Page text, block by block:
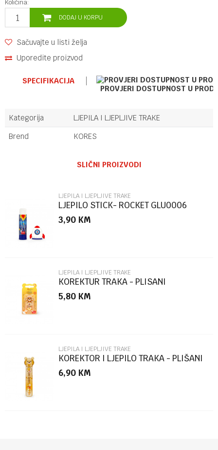
Količina:
DODAJ U KORPU
Sačuvajte u listi želja
Uporedite proizvod
SPECIFIKACIJA
PROVJERI DOSTUPNOST U
Kategorija
LJEPILA I LJEPLJIVE TRAKE
Brend
KORES
Poruka
POŠALJI
SLIČNI PROIZVODI
LJEPILA I LJEPLJIVE TRAKE
LJEPILO STICK- ROCKET GLU0006
3,90 KM
LJEPILA I LJEPLJIVE TRAKE
KOREKTUR TRAKA - PLISANI
MEDVJEDICI CTCAT0004
5,80 KM
LJEPILA I LJEPLJIVE TRAKE
KOREKTOR I LJEPILO TRAKA - PLIŠANI
MEDVJEDIĆ CGT0002
6,90 KM